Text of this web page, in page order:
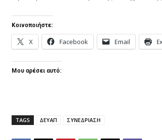
Κοινοποιήστε:
X Facebook Email
Μου αρέσει αυτό:
TAGS ΔΕΥΑΠ ΣΥΝΕΔΡΙΑΣΗ